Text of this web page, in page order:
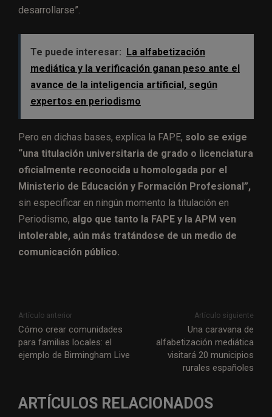
desarrollarse”.
Te puede interesar: La alfabetización
mediática y la verificación ganan peso ante el
avance de la inteligencia artificial, según
expertos en periodismo
Pero en dichas bases, explica la FAPE, solo se exige
“una titulación universitaria de grado o licenciatura
oficialmente reconocida u homologada por el
Ministerio de Educación y Formación Profesional”,
sin especificar en ningún momento la titulación en
Periodismo, algo que tanto la FAPE y la APM ven
intolerable, aún más tratándose de un medio de
comunicación público.
Artículo anterior
Cómo crear comunidades
para familias locales: el
ejemplo de Birmingham Live
Artículo siguiente
Una caravana de
alfabetización mediática
visitará 20 municipios
rurales españoles
ARTÍCULOS RELACIONADOS